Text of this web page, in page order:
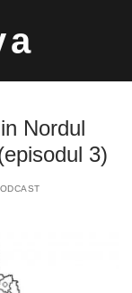
Nordul
3)